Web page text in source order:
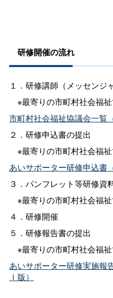
研修開催の流れ
１．研修講師（メッセンジ
※最寄りの市町村社会福祉
市町村社会福祉協議会一覧
２．研修申込書の提出
※最寄りの市町村社会福祉
あいサポーター研修申込書
３．パンフレット等研修資
※最寄りの市町村社会福祉
４．研修開催
５．研修報告書の提出
※最寄りの市町村社会福祉
あいサポーター研修実施報
ｌ版）